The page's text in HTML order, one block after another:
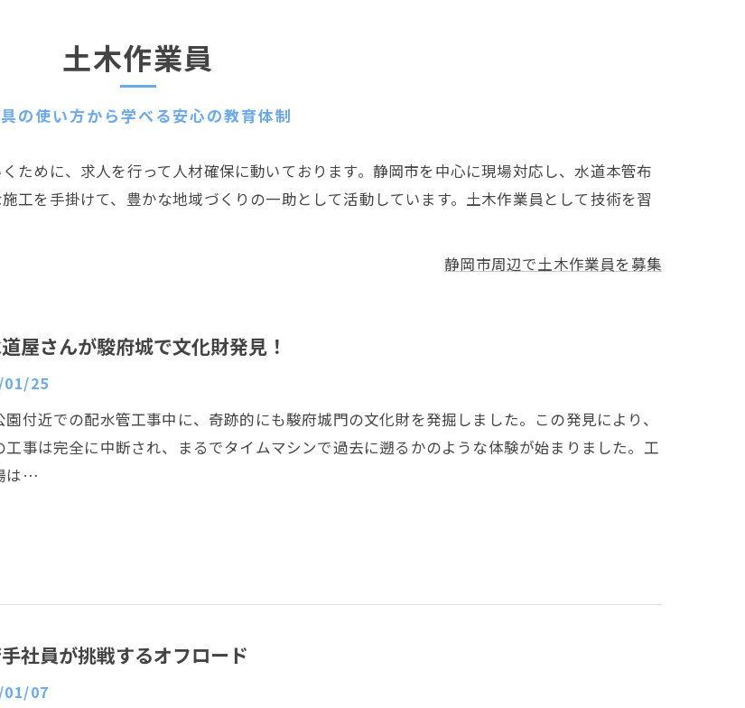
土木作業員
の使い方から学べる安心の教育体制
ために、求人を行って人材確保に動いております。静岡市を中心に現場対応し、水道本管布
工を手掛けて、豊かな地域づくりの一助として活動しています。土木作業員として技術を習
静岡市周辺で土木作業員を募集
屋さんが駿府城で文化財発見！
01/25
園付近での配水管工事中に、奇跡的にも駿府城門の文化財を発掘しました。この発見により、
工事は完全に中断され、まるでタイムマシンで過去に遡るかのような体験が始まりました。工
は…
社員が挑戦するオフロード
01/07